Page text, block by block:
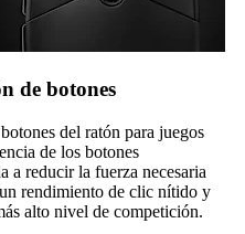
de botones
del ratón para juegos
de los botones
a reducir la fuerza necesaria
rendimiento de clic nítido y
alto nivel de competición.